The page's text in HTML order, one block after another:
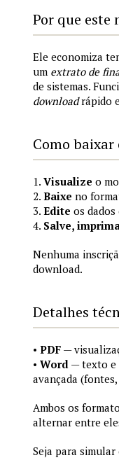
Por que este
Ele economiza
um extrato de
de sistemas.
downloadrápido
Como baixar
1. Visualize o
2. Baixe no
3. Edite os
4. Salve,
Nenhuma
download.
Detalhes
• PDF —
• Word — texto e
avançada
Ambos os
alternar entre
Seja para